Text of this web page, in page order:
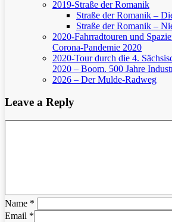
2019-Straße der Romanik
Straße der Romanik –
Straße der Romanik –
2020-Fahrradtouren und
Corona-Pandemie 2020
2020-Tour durch die 4.
2020 – Boom. 500 Jahre
2026 – Der Mulde-Radweg
Leave a Reply
Name *
Email *